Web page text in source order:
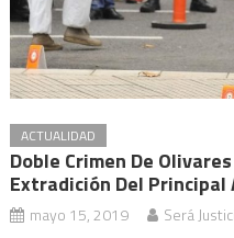
ACTUALIDAD
Doble Crimen De
Extradición Del Principal
mayo 15, 2019 Será